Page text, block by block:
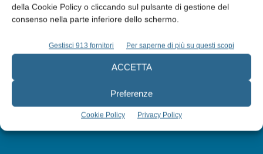
della Cookie Policy o cliccando sul pulsante di gestione del
consenso nella parte inferiore dello schermo.
Gestisci 913 fornitori Per saperne di più su questi scopi
ACCETTA
Preferenze
Cookie Policy Privacy Policy
Abbonati
Iscriviti alla newsletter